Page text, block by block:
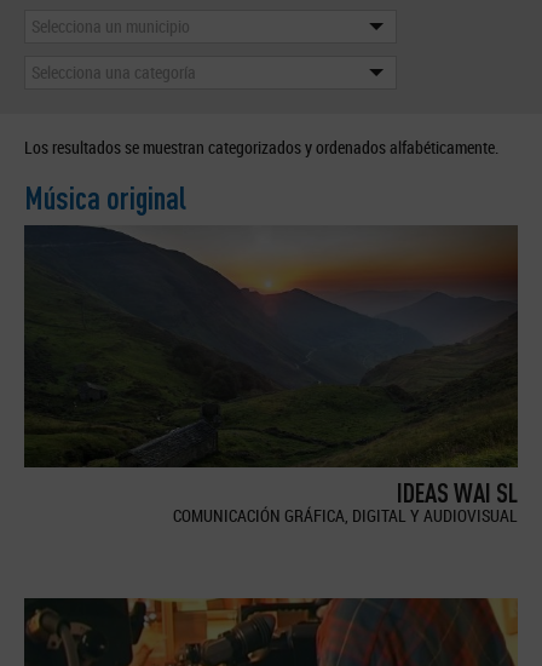
Selecciona un municipio
Selecciona una categoría
Los resultados se muestran categorizados y ordenados alfabéticamente.
Música original
IDEAS WAI SL
COMUNICACIÓN GRÁFICA, DIGITAL Y AUDIOVISUAL